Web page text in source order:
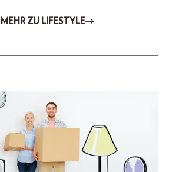
MEHR ZU LIFESTYLE